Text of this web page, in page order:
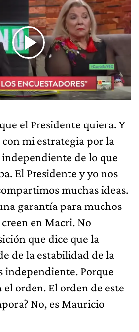
el Presidente quiera. Y
mi estrategia por la
de lo que
El Presidente y yo nos
muchas ideas.
garantía para muchos
en Macri. No
que dice que la
de la estabilidad de la
independiente. Porque
el orden. El orden de este
No, es Mauricio